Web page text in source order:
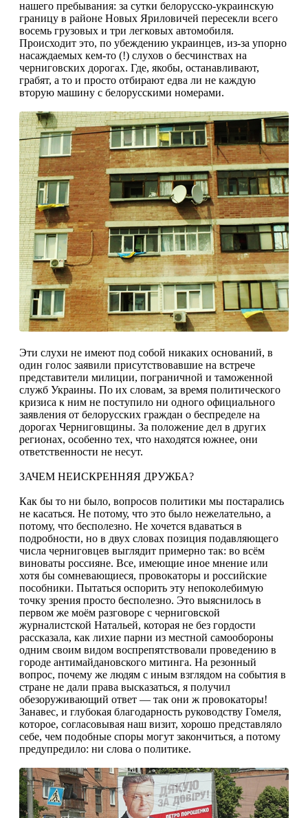
нашего пребывания: за сутки белорусско-украинскую
границу в районе Новых Яриловичей пересекли всего
восемь грузовых и три легковых автомобиля.
Происходит это, по убеждению украинцев, из-за упорно
насаждаемых кем-то (!) слухов о бесчинствах на
черниговских дорогах. Где, якобы, останавливают,
грабят, а то и просто отбирают едва ли не каждую
вторую машину с белорусскими номерами.
Эти слухи не имеют под собой никаких оснований, в
один голос заявили присутствовавшие на встрече
представители милиции, пограничной и таможенной
служб Украины. По их словам, за время политического
кризиса к ним не поступило ни одного официального
заявления от белорусских граждан о беспределе на
дорогах Черниговщины. За положение дел в других
регионах, особенно тех, что находятся южнее, они
ответственности не несут.
ЗАЧЕМ НЕИСКРЕННЯЯ ДРУЖБА?
Как бы то ни было, вопросов политики мы постарались
не касаться. Не потому, что это было нежелательно, а
потому, что бесполезно. Не хочется вдаваться в
подробности, но в двух словах позиция подавляющего
числа черниговцев выглядит примерно так: во всём
виноваты россияне. Все, имеющие иное мнение или
хотя бы сомневающиеся, провокаторы и российские
пособники. Пытаться оспорить эту непоколебимую
точку зрения просто бесполезно. Это выяснилось в
первом же моём разговоре с черниговской
журналистской Натальей, которая не без гордости
рассказала, как лихие парни из местной самообороны
одним своим видом воспрепятствовали проведению в
городе антимайдановского митинга. На резонный
вопрос, почему же людям с иным взглядом на события в
стране не дали права высказаться, я получил
обезоруживающий ответ — так они ж провокаторы!
Занавес, и глубокая благодарность руководству Гомеля,
которое, согласовывая наш визит, хорошо представляло
себе, чем подобные споры могут закончиться, а потому
предупредило: ни слова о политике.